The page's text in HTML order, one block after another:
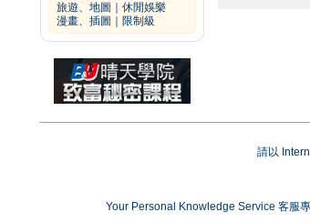
旅遊、地圖
休閒娛樂
漫畫、插圖
限制級
請以
Your Personal Knowledge Service 客